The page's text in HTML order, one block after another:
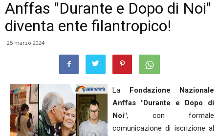
Anffas "Durante e Dopo di Noi"
diventa ente filantropico!
25 marzo 2024
La Fondazione Nazionale
Anffas "Durante e Dopo di
Noi",
con formale
comunicazione di iscrizione al